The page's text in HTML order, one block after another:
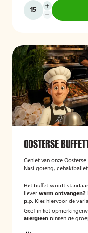
OOSTERSE
Geniet van onze
Nasi goreng,
Het buffet wordt
lieverwarm ontvangen?
p.p. Kies hiervoor de
Geef in het
allergieën binnen de